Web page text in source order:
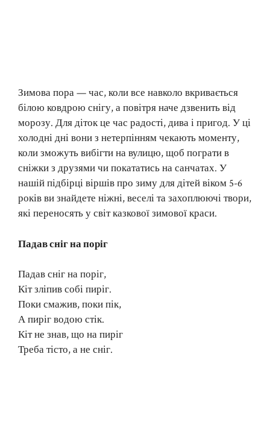
Зимова пора — час, коли все навколо вкривається
білою ковдрою снігу, а повітря наче дзвенить від
морозу. Для діток це час радості, дива і пригод. У ці
холодні дні вони з нетерпінням чекають моменту,
коли зможуть вибігти на вулицю, щоб пограти в
сніжки з друзями чи покататись на санчатах. У
нашій підбірці віршів про зиму для дітей віком 5-6
років ви знайдете ніжні, веселі та захоплюючі твори,
які переносять у світ казкової зимової краси.
Падав сніг на поріг
Падав сніг на поріг,
Кіт зліпив собі пиріг.
Поки смажив, поки пік,
А пиріг водою стік.
Кіт не знав, що на пиріг
Треба тісто, а не сніг.